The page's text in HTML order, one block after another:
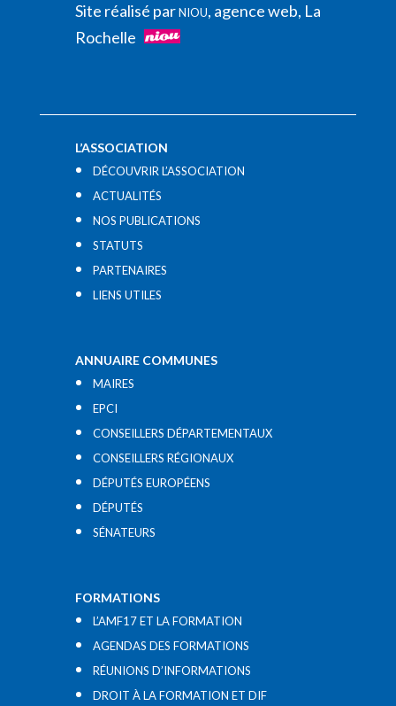
Site réalisé parNIOU, agence web, La
Rochelle
L’ASSOCIATION
DÉCOUVRIR L’ASSOCIATION
ACTUALITÉS
NOS PUBLICATIONS
STATUTS
PARTENAIRES
LIENS UTILES​
ANNUAIRE COMMUNES
MAIRES
EPCI
CONSEILLERS DÉPARTEMENTAUX
CONSEILLERS RÉGIONAUX
DÉPUTÉS EUROPÉENS
DÉPUTÉS
SÉNATEURS
FORMATIONS
L’AMF17 ET LA FORMATION
AGENDAS DES FORMATIONS
RÉUNIONS D’INFORMATIONS
DROIT À LA FORMATION ET DIF